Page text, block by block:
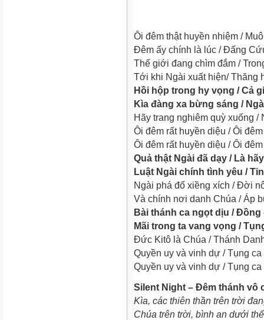
Ôi đêm thật huyền nhiệm /
Đêm ấy chính là lúc / Đấng
Thế giới đang chìm đắm /
Tới khi Ngài xuất hiện/ Thăng
Hồi hộp trong hy vọng / Cả
Kìa đàng xa bừng sáng /
Hãy trang nghiêm quỳ xuống /
Ôi đêm rất huyền diệu / Ôi
Ôi đêm rất huyền diệu / Ôi
Quả thật Ngài đã dạy / Là
Luật Ngài chính tình yêu /
Ngài phá đổ xiềng xích / Đời
Và chính nơi danh Chúa / Áp
Bài thánh ca ngọt dịu /
Mãi trong ta vang vọng /
Đức Kitô là Chúa / Thánh
Quyền uy và vinh dự / Tụng
Quyền uy và vinh dự / Tụng
Silent Night – Đêm thánh vô
Kìa, các thiên thần trên trời
Chúa trên trời, bình an dưới